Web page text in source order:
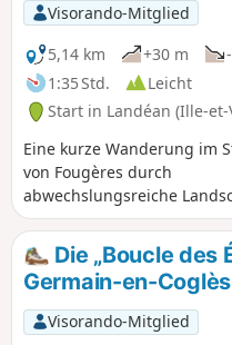
Visorando-Mitglied
5,14 km
+30 m
1:35 Std.
Leicht
Start in Landéan (Ille-et-
Eine kurze Wanderung im
von Fougères durch
abwechslungsreiche
deren Höhepunkt eine
Megalithanlage ist, der
Druides. Die Route wurde
angelegt und wird von
Die „Boucle des
Germain-en-Coglès
Visorando-Mitglied